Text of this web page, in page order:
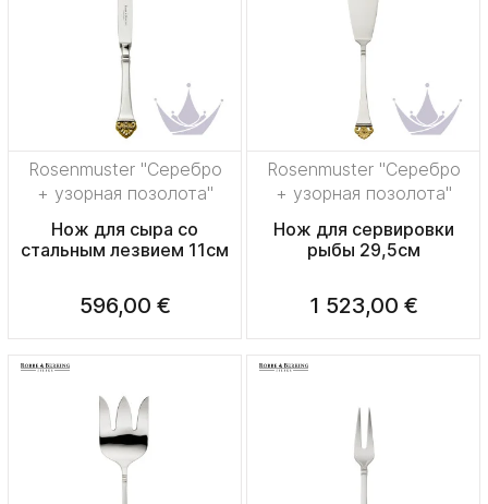
Rosenmuster "Серебро
+ узорная позолота"
Нож для сыра со
стальным лезвием 11см
596,00 €
Rosenmuster "Серебро
+ узорная позолота"
Нож для сервировки
рыбы 29,5см
1 523,00 €